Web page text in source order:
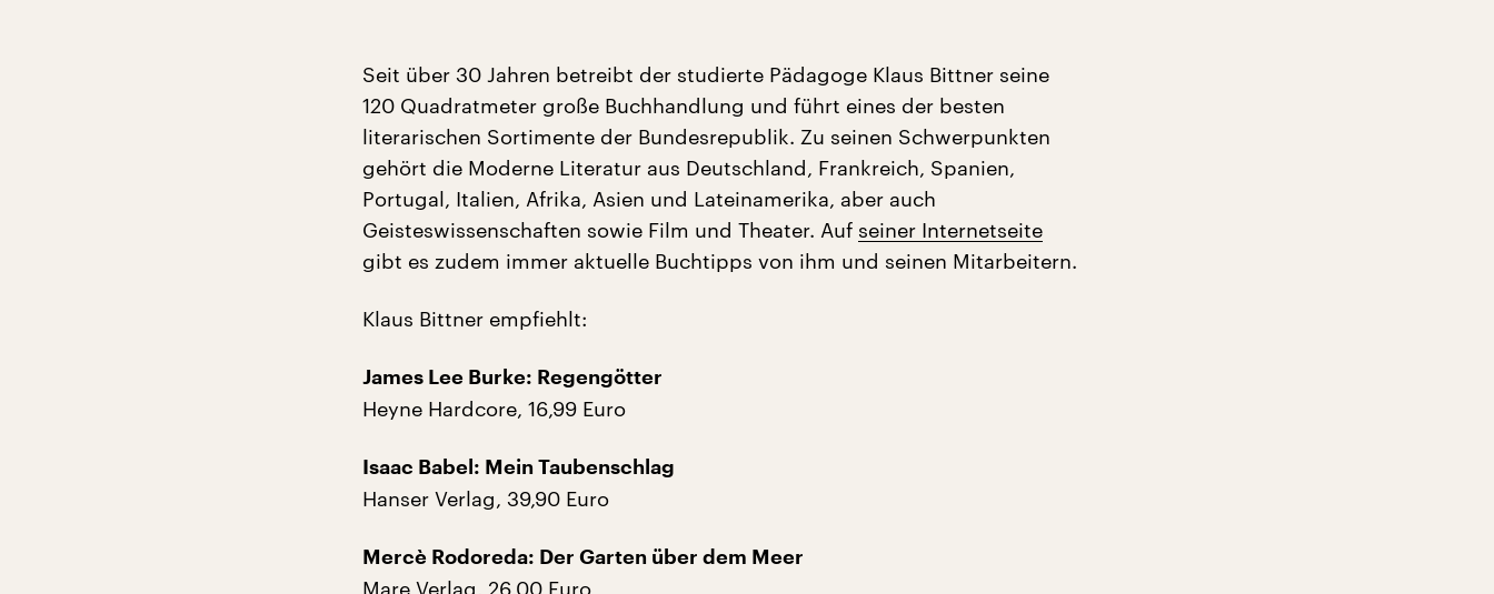
Seit über 30 Jahren betreibt der studierte Pädagoge Klaus Bittner seine
120 Quadratmeter große Buchhandlung und führt eines der besten
literarischen Sortimente der Bundesrepublik. Zu seinen Schwerpunkten
gehört die Moderne Literatur aus Deutschland, Frankreich, Spanien,
Portugal, Italien, Afrika, Asien und Lateinamerika, aber auch
Geisteswissenschaften sowie Film und Theater. Auf seiner Internetseite
gibt es zudem immer aktuelle Buchtipps von ihm und seinen Mitarbeitern.
Klaus Bittner empfiehlt:
James Lee Burke: Regengötter
Heyne Hardcore, 16,99 Euro
Isaac Babel: Mein Taubenschlag
Hanser Verlag, 39,90 Euro
Mercè Rodoreda: Der Garten über dem Meer
Mare Verlag, 26,00 Euro